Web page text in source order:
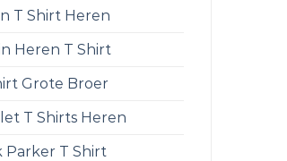
T Shirt Heren
Heren T Shirt
Grote Broer
T Shirts Heren
Parker T Shirt